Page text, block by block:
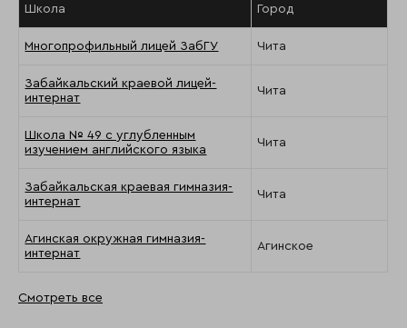
Школа Город
Многопрофильный лицей ЗабГУ Чита
Забайкальский краевой лицей-
интернат
Чита
Школа № 49 с углубленным
изучением английского языка
Чита
Забайкальская краевая гимназия-
интернат
Чита
Агинская окружная гимназия-
интернат
Агинское
Смотреть все